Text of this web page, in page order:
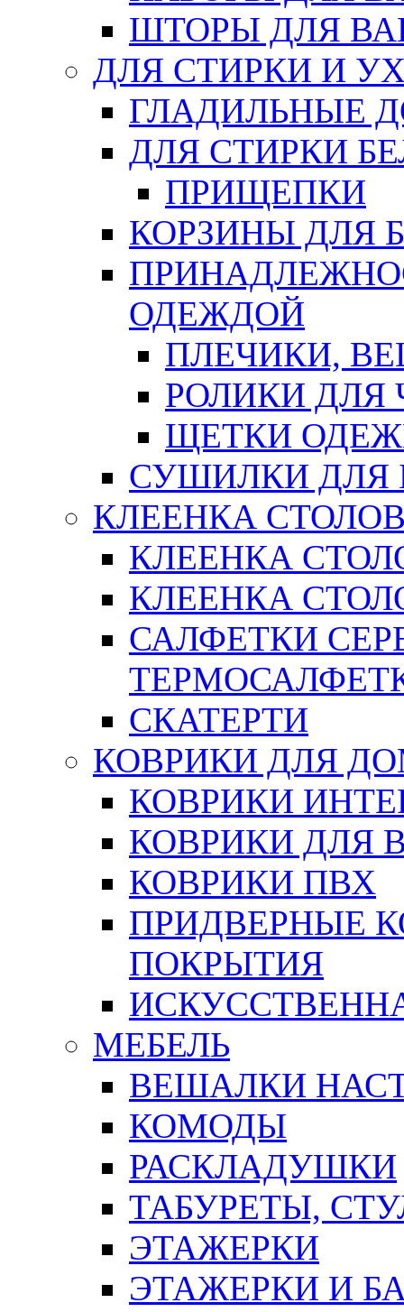
ШТОРЫ ДЛЯ
ДЛЯ СТИРКИ И
ГЛАДИЛЬНЫЕ
ДЛЯ СТИРКИ
ПРИЩЕПКИ
КОРЗИНЫ ДЛЯ
ОДЕЖДОЙ
ПЛЕЧИКИ,
РОЛИКИ ДЛЯ
ЩЕТКИ
СУШИЛКИ ДЛЯ
КЛЕЕНКА
КЛЕЕНКА
КЛЕЕНКА
САЛФЕТКИ
СКАТЕРТИ
КОВРИКИ ДЛЯ
КОВРИКИ
КОВРИКИ ДЛЯ
КОВРИКИ ПВХ
ПРИДВЕРНЫЕ
ПОКРЫТИЯ
МЕБЕЛЬ
ВЕШАЛКИ
КОМОДЫ
РАСКЛАДУШКИ
ТАБУРЕТЫ,
ЭТАЖЕРКИ
ЭТАЖЕРКИ И